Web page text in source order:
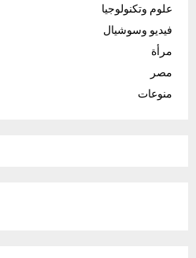
علوم وتكنولوجيا
فيديو وسوشيال
مرأة
مصر
منوعات